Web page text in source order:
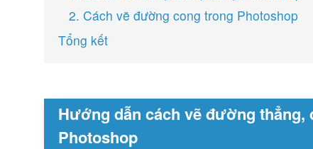
2. Cách vẽ đường cong trong Photoshop
Tổng kết
Hướng dẫn cách vẽ đường
Photoshop